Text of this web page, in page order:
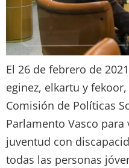
El 26 de febrero de
eginez, elkartu y
Comisión de Políticas
Parlamento Vasco
juventud con
todas las personas